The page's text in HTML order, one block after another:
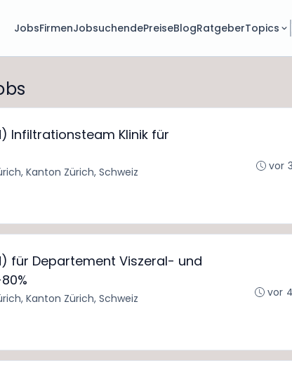
JobsFirmenJobsuchendePreiseBlogRatgeberTopics
Klinik für
Kanton Zürich, Schweiz
vor
Departement Viszeral- und
Kanton Zürich, Schweiz
vor